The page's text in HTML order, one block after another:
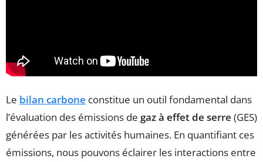
Le bilan carbone constitue un outil fondamental dans
l’évaluation des émissions de gaz à effet de serre (GES)
générées par les activités humaines. En quantifiant ces
émissions, nous pouvons éclairer les interactions entre